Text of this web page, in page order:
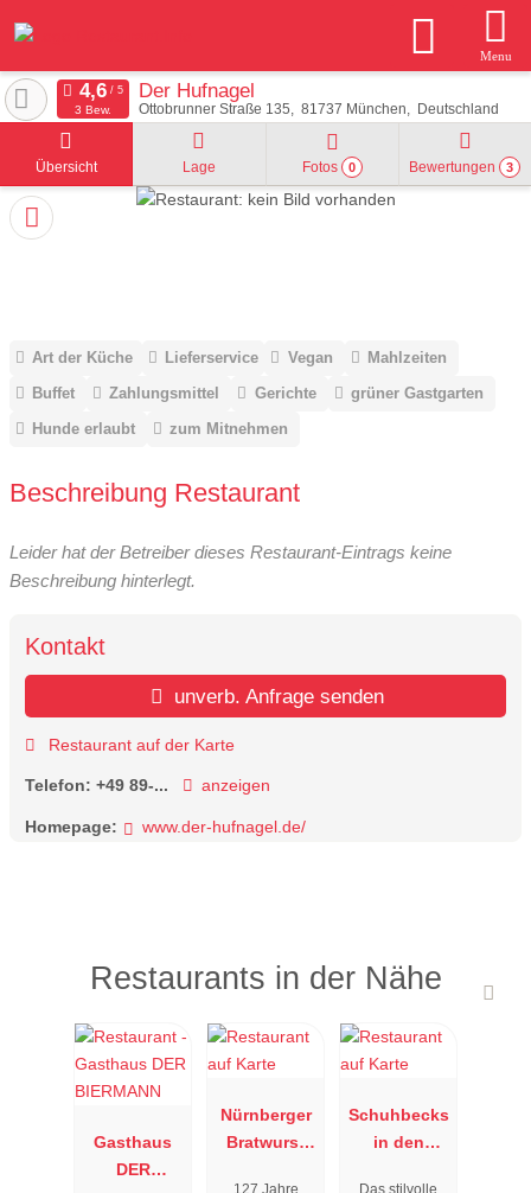
Menu
Der Hufnagel
Ottobrunner Straße 135 81737 München Deutschland
3 Bew.
Übersicht Lage Fotos 0 Bewertungen 3
Art der Küche Lieferservice Vegan
Mahlzeiten
Buffet
Zahlungsmittel Gerichte
grüner Gastgarten
Hunde erlaubt
zum Mitnehmen
Beschreibung Restaurant
Leider hat der Betreiber dieses Restaurant-Eintrags keine
Beschreibung hinterlegt.
Kontakt
unverb. Anfrage senden
Restaurant auf der Karte
Telefon: +49 89-... anzeigen
Homepage: www.der-hufnagel.de/
Restaurants in der Nähe
Gasthaus
DER
Nürnberger
Bratwurst
127 Jahre
Schuhbecks
in den
Das stilvolle